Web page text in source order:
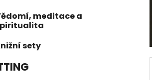
meditace a
sety